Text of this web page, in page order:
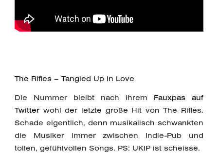
The Rifles – Tangled Up In Love
Die Nummer bleibt nach ihrem Fauxpas auf
Twitter wohl der letzte große Hit von The Rifles.
Schade eigentlich, denn musikalisch schwankten
die Musiker immer zwischen Indie-Pub und
tollen, gefühlvollen Songs. PS: UKIP ist scheisse.